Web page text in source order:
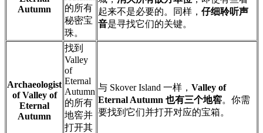
Autumn
的所有
秘密宝
珠。
起来不是必要的。同样， 仔细聆听声
音是寻找它们的关键。
Archaeologist
of Valley of
Eternal
Autumn
找到
Valley
of
Eternal
Autumn
的所有
地窖并
打开其
与 Skover Island 一样， Valley of
Eternal Autumn 也有三个地窖。你需
要找到它们并打开对应的宝箱。